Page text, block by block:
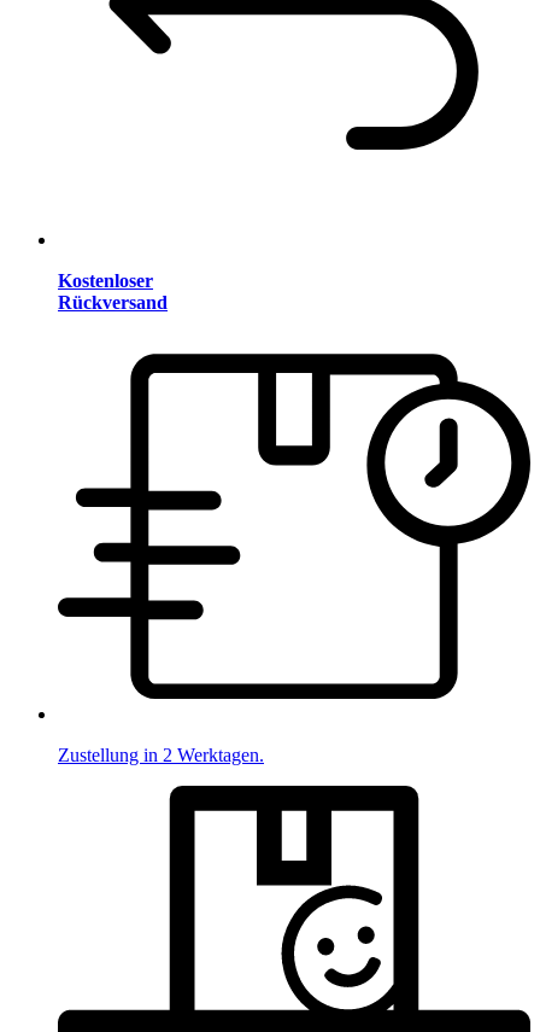
Kostenloser
Rückversand
Zustellung in 2 Werktagen.